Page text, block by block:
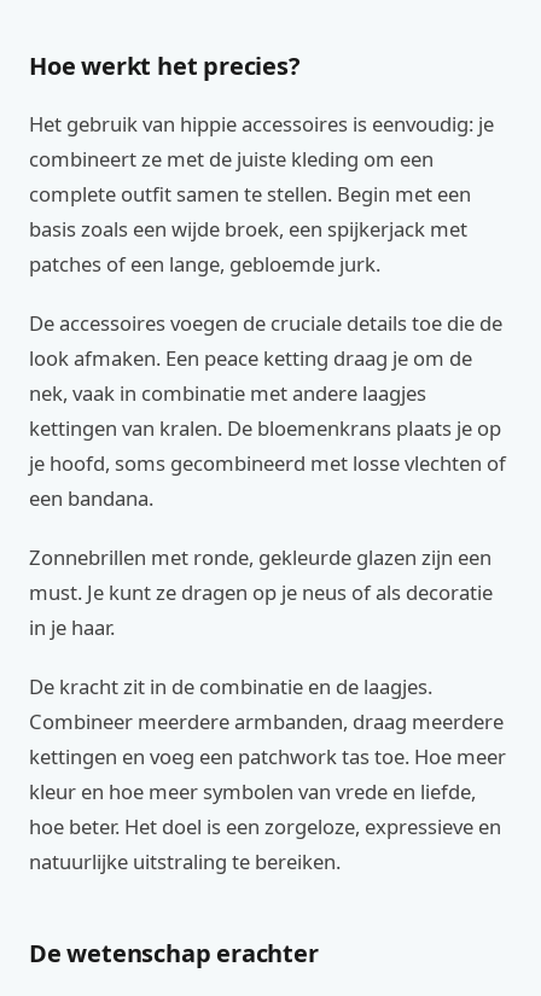
Hoe werkt het precies?
Het gebruik van hippie accessoires is eenvoudig: je
combineert ze met de juiste kleding om een
complete outfit samen te stellen. Begin met een
basis zoals een wijde broek, een spijkerjack met
patches of een lange, gebloemde jurk.
De accessoires voegen de cruciale details toe die de
look afmaken. Een peace ketting draag je om de
nek, vaak in combinatie met andere laagjes
kettingen van kralen. De bloemenkrans plaats je op
je hoofd, soms gecombineerd met losse vlechten of
een bandana.
Zonnebrillen met ronde, gekleurde glazen zijn een
must. Je kunt ze dragen op je neus of als decoratie
in je haar.
De kracht zit in de combinatie en de laagjes.
Combineer meerdere armbanden, draag meerdere
kettingen en voeg een patchwork tas toe. Hoe meer
kleur en hoe meer symbolen van vrede en liefde,
hoe beter. Het doel is een zorgeloze, expressieve en
natuurlijke uitstraling te bereiken.
De wetenschap erachter